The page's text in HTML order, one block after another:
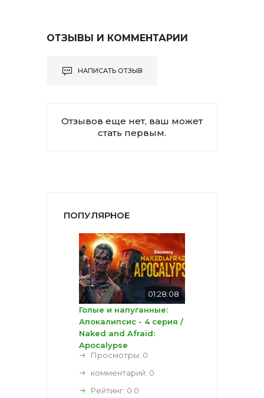
ОТЗЫВЫ И КОММЕНТАРИИ
НАПИСАТЬ ОТЗЫВ
Отзывов еще нет, ваш может
стать первым.
ПОПУЛЯРНОЕ
01:28:08
Голые и напуганные:
Апокалипсис - 4 серия /
Naked and Afraid:
Apocalypse
Просмотры: 0
комментарий: 0
Рейтинг: 0.0